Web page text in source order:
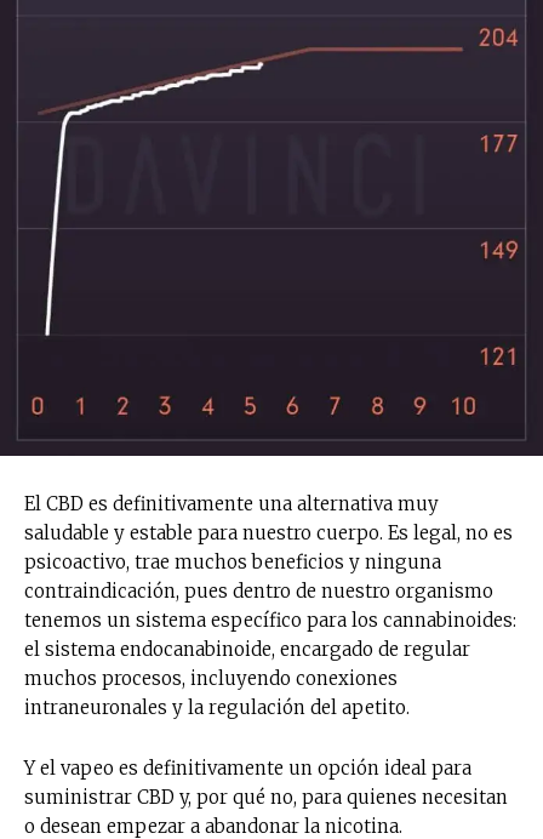
El CBD es definitivamente una alternativa muy
saludable y estable para nuestro cuerpo. Es legal, no es
psicoactivo, trae muchos beneficios y ninguna
contraindicación, pues dentro de nuestro organismo
tenemos un sistema específico para los cannabinoides:
el sistema endocanabinoide, encargado de regular
muchos procesos, incluyendo conexiones
intraneuronales y la regulación del apetito.
Y el vapeo es definitivamente un opción ideal para
suministrar CBD y, por qué no, para quienes necesitan
o desean empezar a abandonar la nicotina.